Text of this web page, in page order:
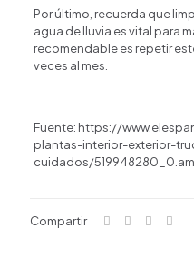
Por último, recuerda que
agua de lluvia es vital para
recomendable es repetir
veces al mes.
Fuente: https://
plantas-interior-exterior-
cuidados/
Compartir